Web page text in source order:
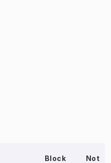
Block Not